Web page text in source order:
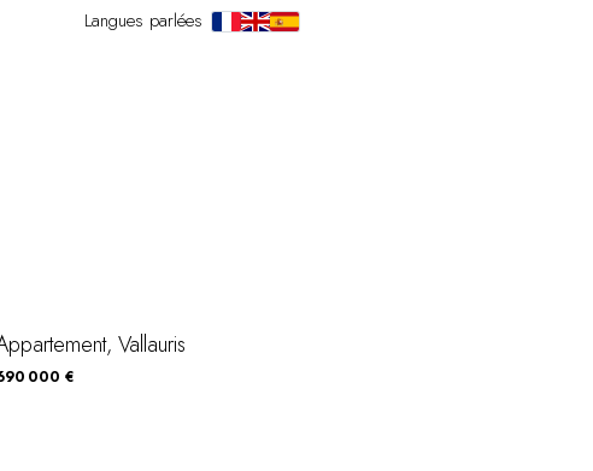
Langues parlées
Vallauris
000 €